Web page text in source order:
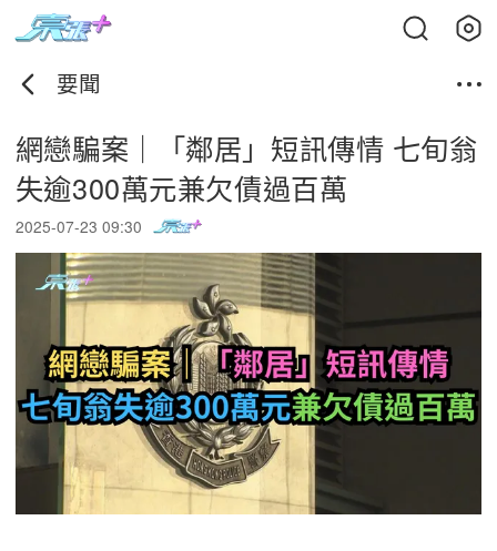
要聞
網戀騙案｜「鄰居」短訊傳情 七旬翁
失逾300萬元兼欠債過百萬
2025-07-23 09:30